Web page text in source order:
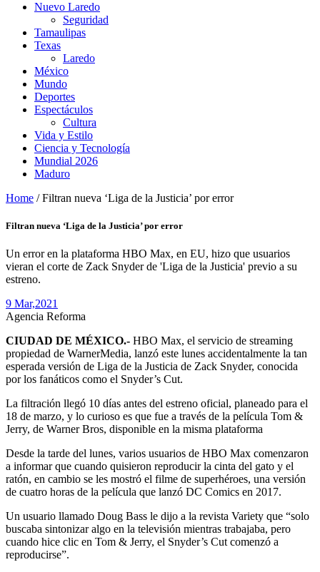
Nuevo Laredo
Seguridad
Tamaulipas
Texas
Laredo
México
Mundo
Deportes
Espectáculos
Cultura
Vida y Estilo
Ciencia y Tecnología
Mundial 2026
Maduro
Home / Filtran nueva ‘Liga de la Justicia’ por error
Filtran nueva ‘Liga de la Justicia’ por error
Un error en la plataforma HBO Max, en EU, hizo que usuarios
vieran el corte de Zack Snyder de 'Liga de la Justicia' previo a su
estreno.
9 Mar,2021
Agencia Reforma
CIUDAD DE MÉXICO.- HBO Max, el servicio de streaming
propiedad de WarnerMedia, lanzó este lunes accidentalmente la tan
esperada versión de Liga de la Justicia de Zack Snyder, conocida
por los fanáticos como el Snyder’s Cut.
La filtración llegó 10 días antes del estreno oficial, planeado para el
18 de marzo, y lo curioso es que fue a través de la película Tom &
Jerry, de Warner Bros, disponible en la misma plataforma
Desde la tarde del lunes, varios usuarios de HBO Max comenzaron
a informar que cuando quisieron reproducir la cinta del gato y el
ratón, en cambio se les mostró el filme de superhéroes, una versión
de cuatro horas de la película que lanzó DC Comics en 2017.
Un usuario llamado Doug Bass le dijo a la revista Variety que “solo
buscaba sintonizar algo en la televisión mientras trabajaba, pero
cuando hice clic en Tom & Jerry, el Snyder’s Cut comenzó a
reproducirse”.